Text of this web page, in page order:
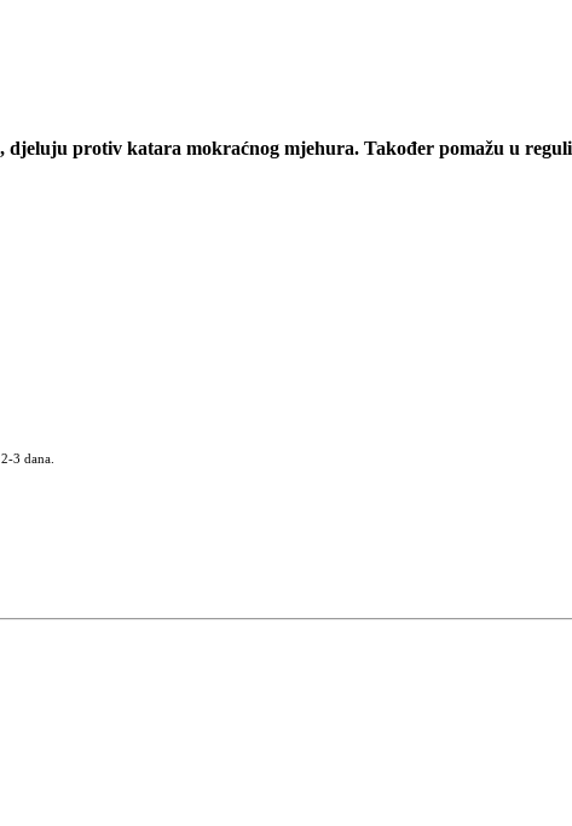
protiv katara mokraćnog mjehura. Također pomažu u
3 dana.